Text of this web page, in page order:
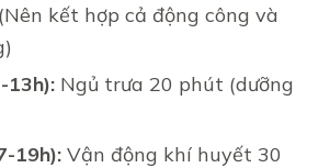
kết hợp cả động công và
13h):Ngủ trưa 20 phút (dưỡng
19h):Vận động khí huyết 30